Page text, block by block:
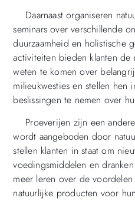
Daarnaast organiseren
seminars over verschillende
duurzaamheid en holistische
activiteiten bieden klanten
weten te komen over
milieukwesties en stellen hen
beslissingen te nemen over
Proeverijen zijn een
wordt aangeboden door
stellen klanten in staat om
voedingsmiddelen en
meer leren over de
natuurlijke producten voor